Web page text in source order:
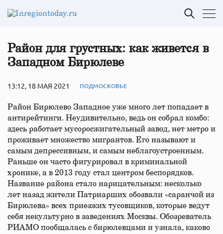
Район для грустных: как живется в
Западном Бирюлеве
13:12, 18 МАЯ 2021 ПОДМОСКОВЬЕ
Район Бирюлево Западное уже много лет попадает в
антирейтинги. Неудивительно, ведь он собрал комбо:
здесь работает мусоросжигательный завод, нет метро и
проживает множество мигрантов. Его называют и
самым депрессивным, и самым неблагоустроенным.
Раньше он часто фигурировал в криминальной
хронике, а в 2013 году стал центром беспорядков.
Название района стало нарицательным: несколько
лет назад жители Патриарших обозвали «саранчой из
Бирюлева» всех приезжих тусовщиков, которые ведут
себя некультурно в заведениях Москвы. Обозреватель
РИАМО пообщалась с бирюлевцами и узнала, каково